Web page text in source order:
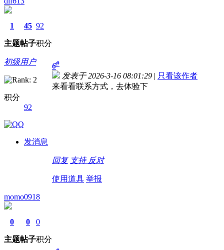
1
主题
45
帖子
92
积分
初级用户
积分
92
发消息
6#
发表于 2026-3-16 08:01:29 | 只看该作者
来看看联系方式，去体验下
回复 支持 反对
使用道具 举报
momo0918
0
主题
0
帖子
0
积分